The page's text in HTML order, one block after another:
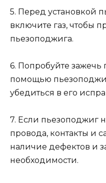
5. Перед установкой
включите газ, чтобы
пьезоподжига.
6. Попробуйте зажечь
помощью
убедиться в его
7. Если пьезоподжиг
провода, контакты и
наличие дефектов и
необходимости.